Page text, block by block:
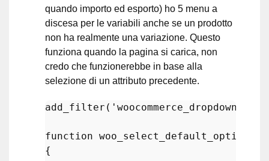
quando importo ed esporto) ho 5 menu a
discesa per le variabili anche se un prodotto
non ha realmente una variazione. Questo
funziona quando la pagina si carica, non
credo che funzionerebbe in base alla
selezione di un attributo precedente.
add_filter (
function woo_select_default_option
{